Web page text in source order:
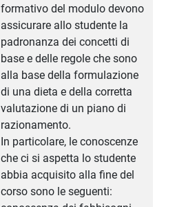
formativo del modulo devono
assicurare allo studente la
padronanza dei concetti di
base e delle regole che sono
alla base della formulazione
di una dieta e della corretta
valutazione di un piano di
razionamento.
In particolare, le conoscenze
che ci si aspetta lo studente
abbia acquisito alla fine del
corso sono le seguenti: